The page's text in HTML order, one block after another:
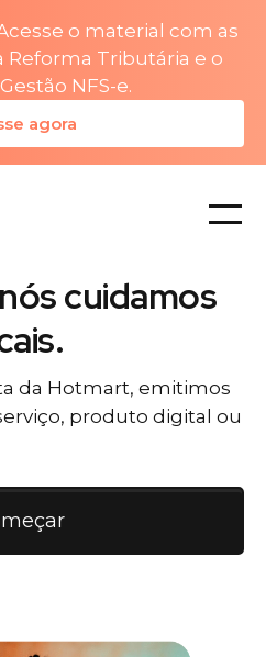
o material com as
Reforma Tributária e o
NFS-e.
agora
cuidamos
da Hotmart, emitimos
produto digital ou